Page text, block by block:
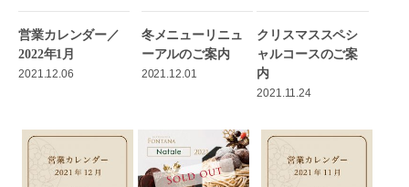
営業カレンダー／
2022年1月
2021.12.06
冬メニューリニュ
ーアルのご案内
2021.12.01
クリスマススペシ
ャルコースのご案
内
2021.11.24